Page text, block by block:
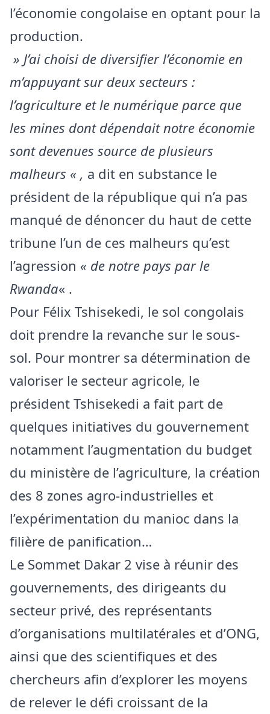
l’économie congolaise en optant pour la
production.
» J’ai choisi de diversifier l’économie en
m’appuyant sur deux secteurs :
l’agriculture et le numérique parce que
les mines dont dépendait notre économie
sont devenues source de plusieurs
malheurs « , a dit en substance le
président de la république qui n’a pas
manqué de dénoncer du haut de cette
tribune l’un de ces malheurs qu’est
l’agression « de notre pays par le
Rwanda« .
Pour Félix Tshisekedi, le sol congolais
doit prendre la revanche sur le sous-
sol. Pour montrer sa détermination de
valoriser le secteur agricole, le
président Tshisekedi a fait part de
quelques initiatives du gouvernement
notamment l’augmentation du budget
du ministère de l’agriculture, la création
des 8 zones agro-industrielles et
l’expérimentation du manioc dans la
filière de panification…
Le Sommet Dakar 2 vise à réunir des
gouvernements, des dirigeants du
secteur privé, des représentants
d’organisations multilatérales et d’ONG,
ainsi que des scientifiques et des
chercheurs afin d’explorer les moyens
de relever le défi croissant de la